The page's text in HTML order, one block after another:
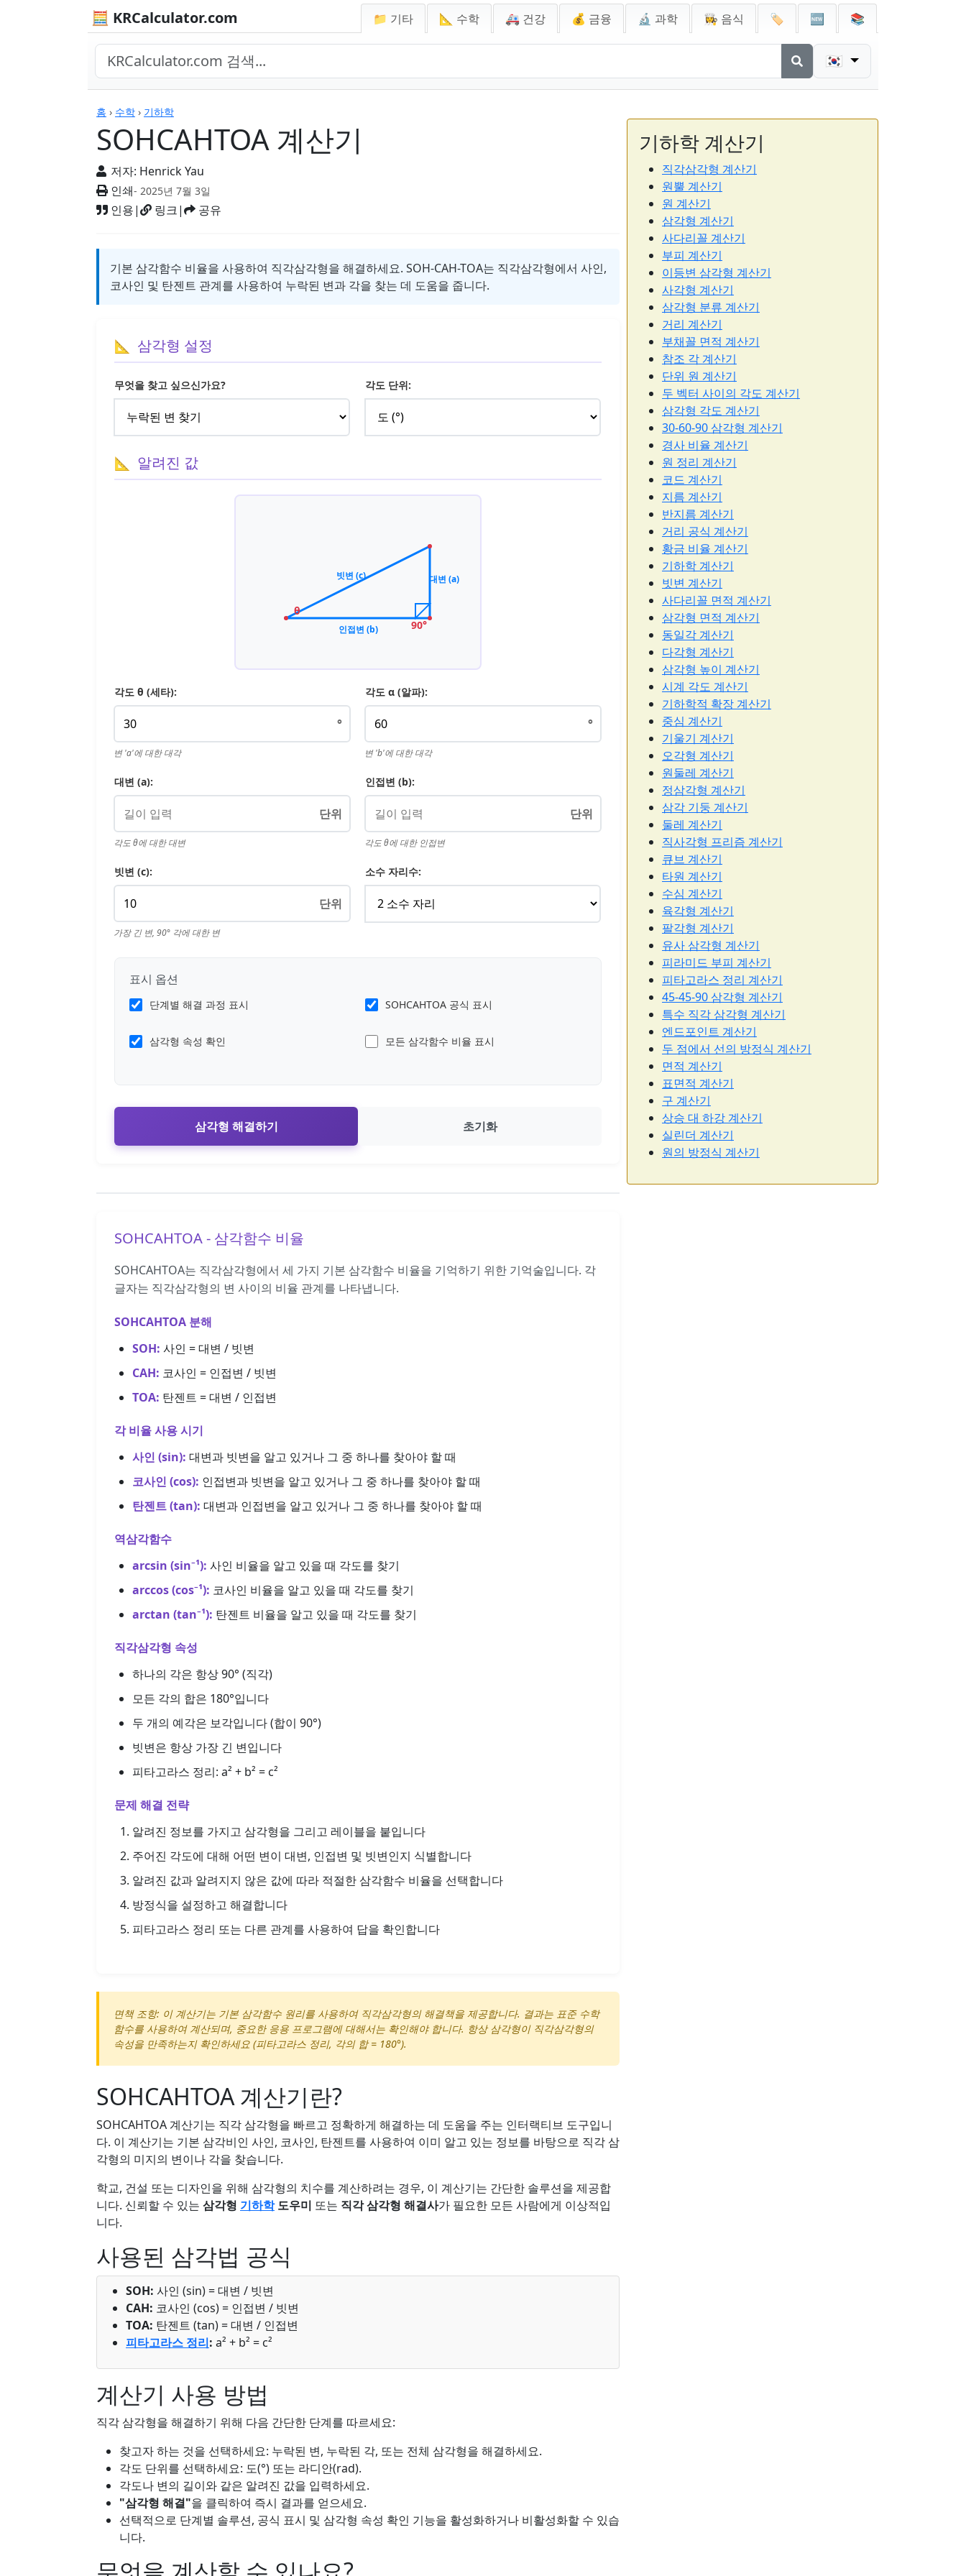
🧮 KRCalculator.com 📁 기타 📐 수학 🚑 건강 💰 금융 🔬 과학 👩‍🍳 음식 🏷️ 🆕 📚
🇰🇷
홈 › 수학 › 기하학
SOHCAHTOA 계산기
저자: Henrick Yau
인쇄- 2025년 7월 3일
인용| 링크| 공유
계산기
기본 삼각함수 비율을 사용하여 직각삼각형을 해결하세요. SOH-CAH-TOA는 직각삼각형에서 사인,
코사인 및 탄젠트 관계를 사용하여 누락된 변과 각을 찾는 데 도움을 줍니다.
삼각형 설정
무엇을 찾고 싶으신가요? 각도 단위:
알려진 값
인접변 (b)
대변 (a)
빗변 (c)
θ
90°
각도 θ (세타):
°
변 'a'에 대한 대각
각도 α (알파):
°
변 'b'에 대한 대각
대변 (a):
단위
각도 θ에 대한 대변
인접변 (b):
단위
각도 θ에 대한 인접변
빗변 (c):
단위
가장 긴 변, 90° 각에 대한 변
소수 자리수:
표시 옵션
단계별 해결 과정 표시 SOHCAHTOA 공식 표시
삼각형 속성 확인 모든 삼각함수 비율 표시
삼각형 해결하기 초기화
SOHCAHTOA - 삼각함수 비율
SOHCAHTOA는 직각삼각형에서 세 가지 기본 삼각함수 비율을 기억하기 위한 기억술입니다. 각
글자는 직각삼각형의 변 사이의 비율 관계를 나타냅니다.
SOHCAHTOA 분해
SOH: 사인 = 대변 / 빗변
CAH: 코사인 = 인접변 / 빗변
TOA: 탄젠트 = 대변 / 인접변
각 비율 사용 시기
사인 (sin): 대변과 빗변을 알고 있거나 그 중 하나를 찾아야 할 때
코사인 (cos): 인접변과 빗변을 알고 있거나 그 중 하나를 찾아야 할 때
탄젠트 (tan): 대변과 인접변을 알고 있거나 그 중 하나를 찾아야 할 때
역삼각함수
arcsin (sin⁻¹): 사인 비율을 알고 있을 때 각도를 찾기
arccos (cos⁻¹): 코사인 비율을 알고 있을 때 각도를 찾기
arctan (tan⁻¹): 탄젠트 비율을 알고 있을 때 각도를 찾기
직각삼각형 속성
하나의 각은 항상 90° (직각)
모든 각의 합은 180°입니다
두 개의 예각은 보각입니다 (합이 90°)
빗변은 항상 가장 긴 변입니다
피타고라스 정리: a² + b² = c²
문제 해결 전략
알려진 정보를 가지고 삼각형을 그리고 레이블을 붙입니다
주어진 각도에 대해 어떤 변이 대변, 인접변 및 빗변인지 식별합니다
알려진 값과 알려지지 않은 값에 따라 적절한 삼각함수 비율을 선택합니다
방정식을 설정하고 해결합니다
피타고라스 정리 또는 다른 관계를 사용하여 답을 확인합니다
면책 조항: 이 계산기는 기본 삼각함수 원리를 사용하여 직각삼각형의 해결책을 제공합니다. 결과는 표준 수학
함수를 사용하여 계산되며, 중요한 응용 프로그램에 대해서는 확인해야 합니다. 항상 삼각형이 직각삼각형의
속성을 만족하는지 확인하세요 (피타고라스 정리, 각의 합 = 180°).
SOHCAHTOA 계산기란?
SOHCAHTOA 계산기는 직각 삼각형을 빠르고 정확하게 해결하는 데 도움을 주는 인터랙티브 도구입니
다. 이 계산기는 기본 삼각비인 사인, 코사인, 탄젠트를 사용하여 이미 알고 있는 정보를 바탕으로 직각 삼
각형의 미지의 변이나 각을 찾습니다.
학교, 건설 또는 디자인을 위해 삼각형의 치수를 계산하려는 경우, 이 계산기는 간단한 솔루션을 제공합
니다. 신뢰할 수 있는 삼각형 기하학도우미 또는 직각 삼각형 해결사가 필요한 모든 사람에게 이상적입
니다.
사용된 삼각법 공식
SOH: 사인 (sin) = 대변 / 빗변
CAH: 코사인 (cos) = 인접변 / 빗변
TOA: 탄젠트 (tan) = 대변 / 인접변
피타고라스 정리: a² + b² = c²
계산기 사용 방법
직각 삼각형을 해결하기 위해 다음 간단한 단계를 따르세요:
찾고자 하는 것을 선택하세요: 누락된 변, 누락된 각, 또는 전체 삼각형을 해결하세요.
각도 단위를 선택하세요: 도(°) 또는 라디안(rad).
각도나 변의 길이와 같은 알려진 값을 입력하세요.
"삼각형 해결"을 클릭하여 즉시 결과를 얻으세요.
선택적으로 단계별 솔루션, 공식 표시 및 삼각형 속성 확인 기능을 활성화하거나 비활성화할 수 있습
니다.
기하학 계산기
직각삼각형 계산기
원뿔 계산기
원 계산기
삼각형 계산기
사다리꼴 계산기
부피 계산기
이등변 삼각형 계산기
사각형 계산기
삼각형 분류 계산기
거리 계산기
부채꼴 면적 계산기
참조 각 계산기
단위 원 계산기
두 벡터 사이의 각도 계산기
삼각형 각도 계산기
30-60-90 삼각형 계산기
경사 비율 계산기
원 정리 계산기
코드 계산기
지름 계산기
반지름 계산기
거리 공식 계산기
황금 비율 계산기
기하학 계산기
빗변 계산기
사다리꼴 면적 계산기
삼각형 면적 계산기
동일각 계산기
다각형 계산기
삼각형 높이 계산기
시계 각도 계산기
기하학적 확장 계산기
중심 계산기
기울기 계산기
오각형 계산기
원둘레 계산기
정삼각형 계산기
삼각 기둥 계산기
둘레 계산기
직사각형 프리즘 계산기
큐브 계산기
타원 계산기
수심 계산기
육각형 계산기
팔각형 계산기
유사 삼각형 계산기
피라미드 부피 계산기
피타고라스 정리 계산기
45-45-90 삼각형 계산기
특수 직각 삼각형 계산기
엔드포인트 계산기
두 점에서 선의 방정식 계산기
면적 계산기
표면적 계산기
구 계산기
상승 대 하강 계산기
실린더 계산기
원의 방정식 계산기